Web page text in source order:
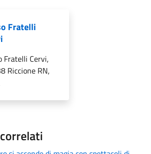
Fratelli
Fratelli Cervi,
Riccione RN,